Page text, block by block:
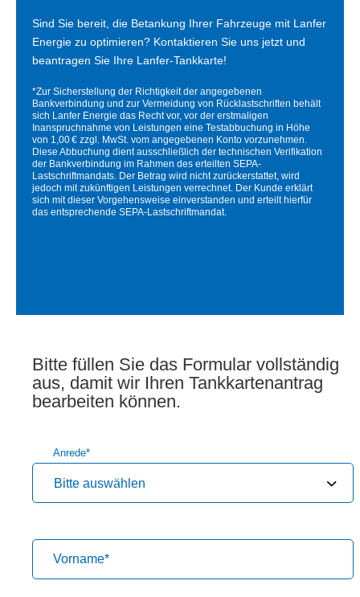
Sind Sie bereit, die Betankung Ihrer Fahrzeuge mit Lanfer
Energie zu optimieren? Kontaktieren Sie uns jetzt und
beantragen Sie Ihre Lanfer-Tankkarte!
*Zur Sicherstellung der Richtigkeit der angegebenen
Bankverbindung und zur Vermeidung von Rücklastschriften behält
sich Lanfer Energie das Recht vor, vor der erstmaligen
Inanspruchnahme von Leistungen eine Testabbuchung in Höhe
von 1,00 € zzgl. MwSt. vom angegebenen Konto vorzunehmen.
Diese Abbuchung dient ausschließlich der technischen Verifikation
der Bankverbindung im Rahmen des erteilten SEPA-
Lastschriftmandats. Der Betrag wird nicht zurückerstattet, wird
jedoch mit zukünftigen Leistungen verrechnet. Der Kunde erklärt
sich mit dieser Vorgehensweise einverstanden und erteilt hierfür
das entsprechende SEPA-Lastschriftmandat.
Bitte füllen Sie das Formular vollständig
aus, damit wir Ihren Tankkartenantrag
bearbeiten können.
Anrede*
Bitte auswählen
Vorname*